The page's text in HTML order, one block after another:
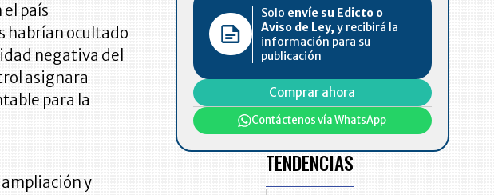
país
habrían ocultado
negativa del
asignara
para la
y
Solo envíe su Edicto o
Aviso de Ley, y recibirá la
información para su
publicación
Comprar ahora
Contáctenos vía WhatsApp
TENDENCIAS